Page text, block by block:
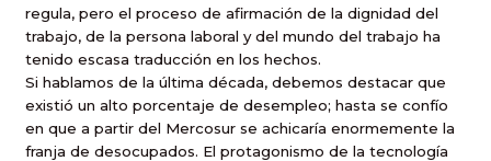
regula, pero el proceso de afirmación de la dignidad del
trabajo, de la persona laboral y del mundo del trabajo ha
tenido escasa traducción en los hechos.
Si hablamos de la última década, debemos destacar que
existió un alto porcentaje de desempleo; hasta se confío
en que a partir del Mercosur se achicaría enormemente la
franja de desocupados. El protagonismo de la tecnología